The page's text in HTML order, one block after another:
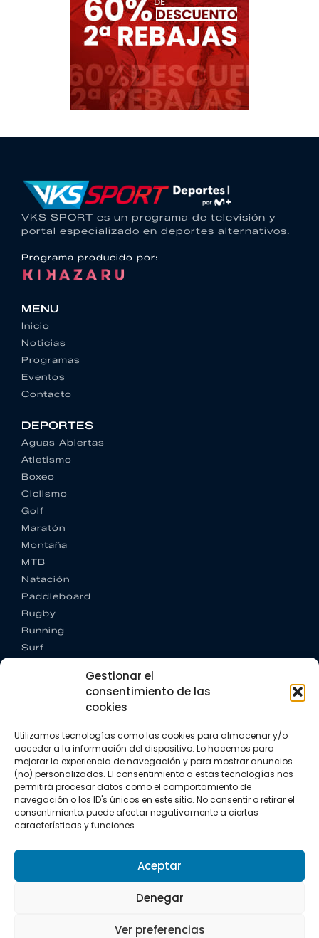
Gestionar el
consentimiento de las
cookies
Utilizamos tecnologías como las cookies para almacenar y/o
acceder a la información del dispositivo. Lo hacemos para
mejorar la experiencia de navegación y para mostrar anuncios
(no) personalizados. El consentimiento a estas tecnologías nos
permitirá procesar datos como el comportamiento de
navegación o los ID's únicos en este sitio. No consentir o retirar el
consentimiento, puede afectar negativamente a ciertas
características y funciones.
Aceptar
Denegar
Ver preferencias
VKS SPORT es un programa de televisión y
portal especializado en deportes alternativos.
Programa producido por:
MENU
Inicio
Noticias
Programas
Eventos
Contacto
DEPORTES
Aguas Abiertas
Atletismo
Boxeo
Ciclismo
Golf
Maratón
Montaña
MTB
Natación
Paddleboard
Rugby
Running
Surf
CONTACTO
+34 662 342 177
info@vkssport.com
SÍGUENOS
Política de privacidad
Política de cookies